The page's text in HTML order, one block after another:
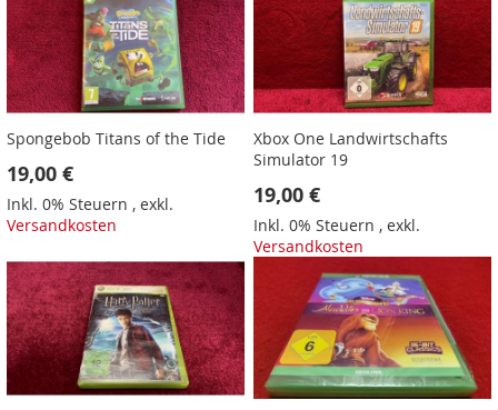
Spongebob Titans of the Tide
19,00 €
Inkl. 0% Steuern , exkl.
Versandkosten
Xbox One Landwirtschafts
Simulator 19
19,00 €
Inkl. 0% Steuern ,exkl.
Versandkosten